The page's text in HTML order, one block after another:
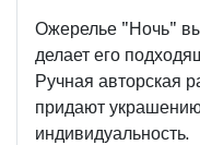
Ожерелье "Ночь"
делает его
Ручная авторская
придают
индивидуальность.